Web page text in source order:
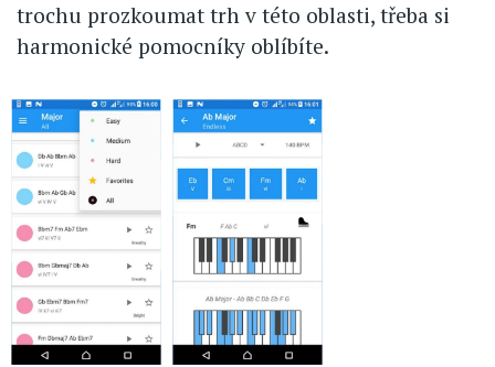
trochu prozkoumat trh v této oblasti, třeba si
harmonické pomocníky oblíbíte.